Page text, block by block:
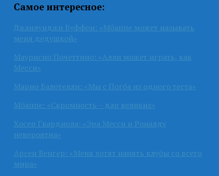
Самое интересное:
Джанлуиджи Буффон: «Мбаппе может называть
меня дедушкой»
Маурисио Почеттино: «Алли может играть, как
Месси»
Марио Балотелли: «Мы с Погба из одного теста»
Мбаппе: «Скромность – дар великих»
Хосеп Гвардиола: «Эра Месси и Роналду
невероятна»
Арсен Венгер: «Меня хотят нанять клубы со всего
мира»